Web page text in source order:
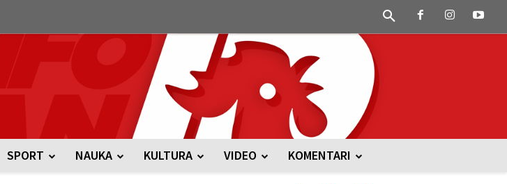
SPORT NAUKA KULTURA VIDEO KOMENTARI